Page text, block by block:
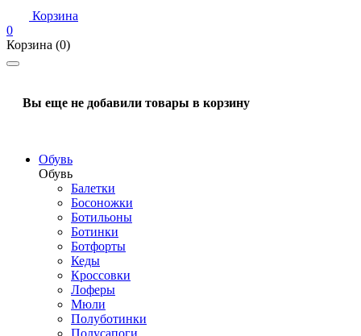
Корзина
0
Корзина (0)
Вы еще не добавили товары в корзину
Обувь
Обувь
Балетки
Босоножки
Ботильоны
Ботинки
Ботфорты
Кеды
Кроссовки
Лоферы
Мюли
Полуботинки